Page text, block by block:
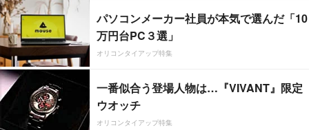
パソコンメーカー社員が本気で選んだ「10
万円台PC３選」
オリコンタイアップ特集
一番似合う登場人物は…『VIVANT』限定
ウオッチ
オリコンタイアップ特集